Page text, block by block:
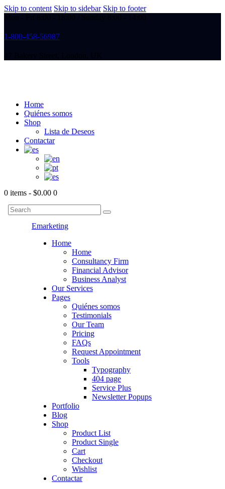
Skip to content Skip to sidebar Skip to footer
1-800-458-56987
Home
Quiénes somos
Shop
Lista de Deseos
Contactar
0 items - $0.00 0
Emarketing
Home
Home
Consultancy Firm
Financial Advisor
Business Analyst
Our Services
Pages
Quiénes somos
Testimonials
Our Team
Pricing
FAQs
Request Appointment
Tools
Typography
404 page
Service Plus
Newsletter Popups
Portfolio
Blog
Shop
Product List
Product Single
Cart
Checkout
Wishlist
Contactar